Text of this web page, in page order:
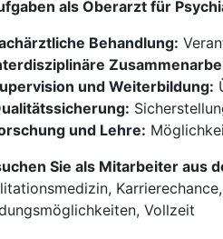
als Oberarzt für
Behandlung:
und Weiterbildung:
und Lehre:
Sie als Mitarbeiter aus
Karrierechance,
Vollzeit